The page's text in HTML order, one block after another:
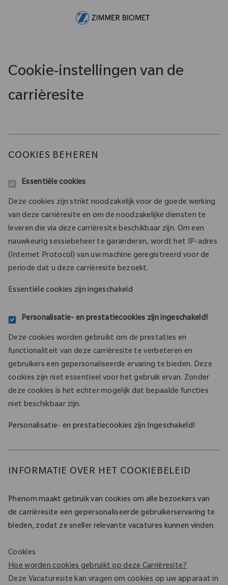
Cookie-instellingen van de
carrièresite
COOKIES BEHEREN
Essentiële cookies
Deze cookies zijn strikt noodzakelijk voor de goede werking
van deze carrièresite en om de noodzakelijke diensten te
leveren die via deze carrièresite beschikbaar zijn. Om een
nauwkeurig sessiebeheer te garanderen, wordt het IP-adres
(Internet Protocol) van uw machine geregistreerd voor de
periode dat u deze carrièresite bezoekt.
Essentiële cookies zijn ingeschakeld
Personalisatie- en prestatiecookies zijn ingeschakeld!
Deze cookies worden gebruikt om de prestaties en
functionaliteit van deze carrièresite te verbeteren en
gebruikers een gepersonaliseerde ervaring te bieden. Deze
cookies zijn niet essentieel voor het gebruik ervan. Zonder
deze cookies is het echter mogelijk dat bepaalde functies
niet beschikbaar zijn.
Personalisatie- en prestatiecookies zijn Ingeschakeld!
INFORMATIE OVER HET COOKIEBELEID
Phenom maakt gebruik van cookies om alle bezoekers van
de carrièresite een gepersonaliseerde gebruikerservaring te
bieden, zodat ze sneller relevante vacatures kunnen vinden.
Cookies
Hoe worden cookies gebruikt op deze Carrièresite?
Deze Vacaturesite kan vragen om cookies op uw apparaat in